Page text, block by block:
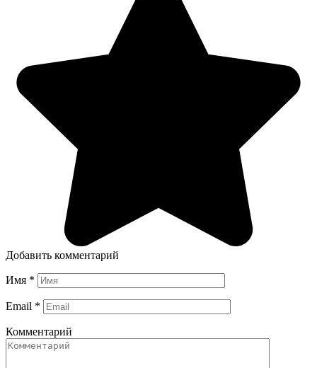
Добавить комментарий
Имя *
Email *
Комментарий